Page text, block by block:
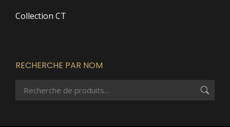
Collection CT
RECHERCHE PAR NOM